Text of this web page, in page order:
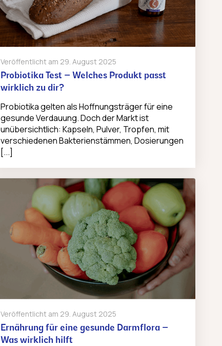
Veröffentlicht am 29. August 2025
Probiotika Test – Welches Produkt passt
wirklich zu dir?
Probiotika gelten als Hoffnungsträger für eine
gesunde Verdauung. Doch der Markt ist
unübersichtlich: Kapseln, Pulver, Tropfen, mit
verschiedenen Bakterienstämmen, Dosierungen
[...]
Veröffentlicht am 29. August 2025
Ernährung für eine gesunde Darmflora –
Was wirklich hilft